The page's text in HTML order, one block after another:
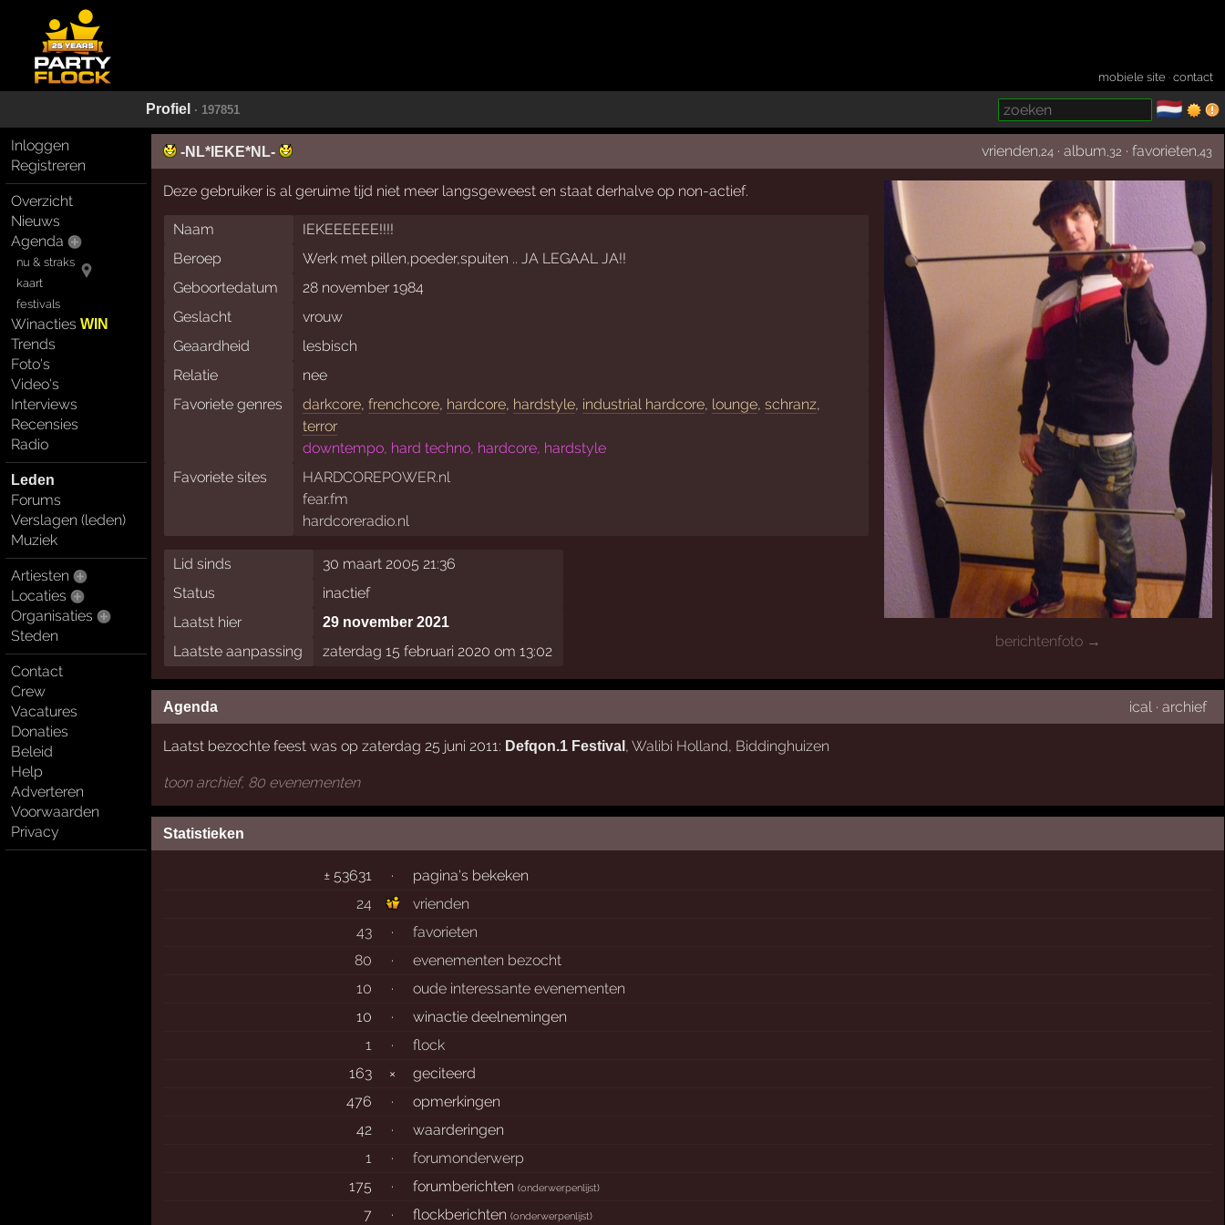
mobiele site ·contact
Profiel · 197851 🇳🇱
Inloggen
Registreren
Overzicht
Nieuws
Agenda
nu & straks
kaart
festivals
WinactiesWIN
Trends
Foto's
Video's
Interviews
Recensies
Radio
Leden
Forums
Verslagen (leden)
Muziek
Artiesten
Locaties
Organisaties
Steden
Contact
Crew
Vacatures
Donaties
Beleid
Help
Adverteren
Voorwaarden
Privacy
-NL*IEKE*NL- vrienden ,24 ·album ,32 ·favorieten ,43
berichtenfoto →
Deze gebruiker is al geruime tijd niet meer langsgeweest en staat derhalve op non-actief.
Naam
IEKEEEEEE!!!!
Beroep
Werk met pillen,poeder,spuiten .. JA LEGAAL JA!!
Geboortedatum
28 november 1984
Geslacht
vrouw
Geaardheid
lesbisch
Relatie
nee
Favoriete genres
darkcore,frenchcore, hardcore, hardstyle, industrial hardcore, lounge,schranz,
terror
downtempo, hard techno, hardcore, hardstyle
Favoriete sites
HARDCOREPOWER.nl
fear.fm
hardcoreradio.nl
Lid sinds
30 maart 2005 21:36
Status
inactief
Laatst hier
29 november 2021
Laatste aanpassing zaterdag 15 februari 2020 om 13:02
Agenda ical · archief
Laatst bezochte feest was op zaterdag 25 juni 2011: Defqon.1 Festival , Walibi Holland, Biddinghuizen
toon archief, 80 evenementen
Statistieken
± 53631 ·
pagina's bekeken
24
vrienden
43
·
favorieten
80
·
evenementen bezocht
10
·
oude interessante evenementen
10
·
winactie deelnemingen
1
·
flock
163
×
geciteerd
476
·
opmerkingen
42
·
waarderingen
1
·
forumonderwerp
175
· forumberichten(onderwerpenlijst)
7 · flockberichten(onderwerpenlijst)